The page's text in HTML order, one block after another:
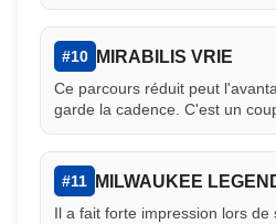
#10 MIRABILIS VRIE
Ce parcours réduit peut
garde la cadence. C'est un
#11 MILWAUKEE
Il a fait forte impression lors de